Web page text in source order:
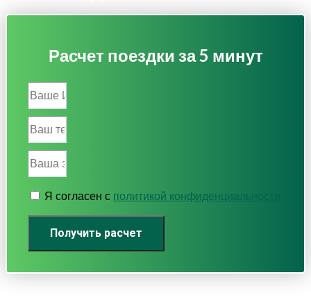
Расчет поездки за 5 минут
Я согласен с политикой конфиденциальности
Получить расчет